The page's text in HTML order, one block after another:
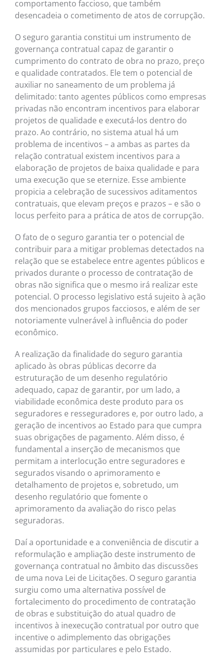
comportamento faccioso, que também
desencadeia o cometimento de atos de corrupção.
O seguro garantia constitui um instrumento de
governança contratual capaz de garantir o
cumprimento do contrato de obra no prazo, preço
e qualidade contratados. Ele tem o potencial de
auxiliar no saneamento de um problema já
delimitado: tanto agentes públicos como empresas
privadas não encontram incentivos para elaborar
projetos de qualidade e executá-los dentro do
prazo. Ao contrário, no sistema atual há um
problema de incentivos – a ambas as partes da
relação contratual existem incentivos para a
elaboração de projetos de baixa qualidade e para
uma execução que se eternize. Esse ambiente
propicia a celebração de sucessivos aditamentos
contratuais, que elevam preços e prazos – e são o
locus perfeito para a prática de atos de corrupção.
O fato de o seguro garantia ter o potencial de
contribuir para a mitigar problemas detectados na
relação que se estabelece entre agentes públicos e
privados durante o processo de contratação de
obras não significa que o mesmo irá realizar este
potencial. O processo legislativo está sujeito à ação
dos mencionados grupos facciosos, e além de ser
notoriamente vulnerável à influência do poder
econômico.
A realização da finalidade do seguro garantia
aplicado às obras públicas decorre da
estruturação de um desenho regulatório
adequado, capaz de garantir, por um lado, a
viabilidade econômica deste produto para os
seguradores e resseguradores e, por outro lado, a
geração de incentivos ao Estado para que cumpra
suas obrigações de pagamento. Além disso, é
fundamental a inserção de mecanismos que
permitam a interlocução entre seguradores e
segurados visando o aprimoramento e
detalhamento de projetos e, sobretudo, um
desenho regulatório que fomente o
aprimoramento da avaliação do risco pelas
seguradoras.
Daí a oportunidade e a conveniência de discutir a
reformulação e ampliação deste instrumento de
governança contratual no âmbito das discussões
de uma nova Lei de Licitações. O seguro garantia
surgiu como uma alternativa possível de
fortalecimento do procedimento de contratação
de obras e substituição do atual quadro de
incentivos à inexecução contratual por outro que
incentive o adimplemento das obrigações
assumidas por particulares e pelo Estado.